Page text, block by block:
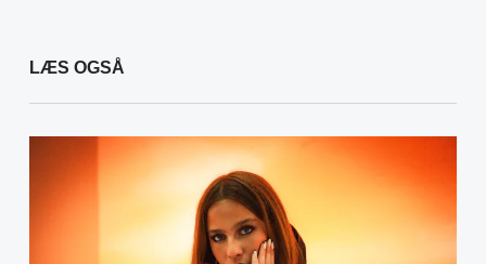
LÆS OGSÅ